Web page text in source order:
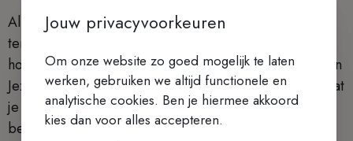
Alleen en vooral bedacht te zijn op jezelf, blijkt
tenslotte onvruchtbaar en verschrompelt je. Zo’n
houding mag je niet tot leidraad nemen als leerling van
Jezus. Hij vraagt je liefdevol om je los te maken van wat
je gevangenhoudt en om bereid te zijn een nieuwe,
betere levensweg bewandelen.
Jouw privacyvoorkeuren
Om onze website zo goed mogelijk te laten
werken, gebruiken we altijd functionele en
analytische cookies. Ben je hiermee akkoord
kies dan voor alles accepteren.